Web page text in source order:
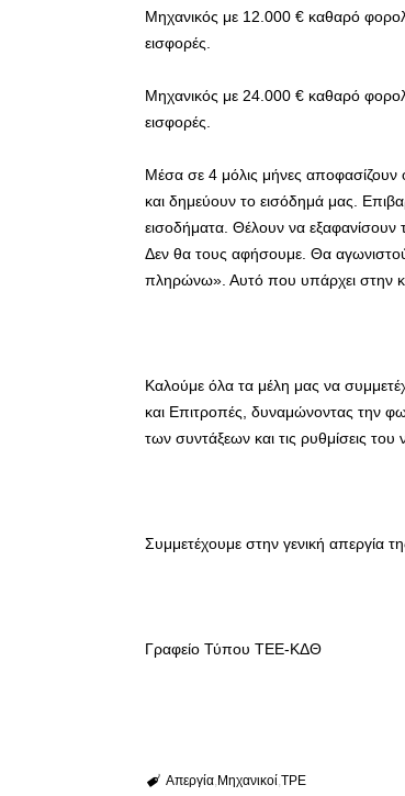
Μηχανικός με 12.000 € καθαρό
εισφορές.
Μηχανικός με 24.000 € καθαρό
εισφορές.
Μέσα σε 4 μόλις μήνες αποφασίζουν
και δημεύουν το εισόδημά μας.
εισοδήματα. Θέλουν να εξαφανίσουν
Δεν θα τους αφήσουμε. Θα
πληρώνω». Αυτό που υπάρχει στην
Καλούμε όλα τα μέλη μας να
και Επιτροπές, δυναμώνοντας την
των συντάξεων και τις ρυθμίσεις του
Συμμετέχουμε στην γενική απεργία
Γραφείο Τύπου ΤΕΕ-ΚΔΘ
Απεργία Μηχανικοί ΤΡΕ